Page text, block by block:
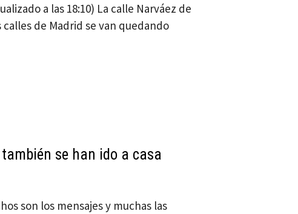
a las 18:10) La calle Narváez de
de Madrid se van quedando
se han ido a casa
son los mensajes y muchas las